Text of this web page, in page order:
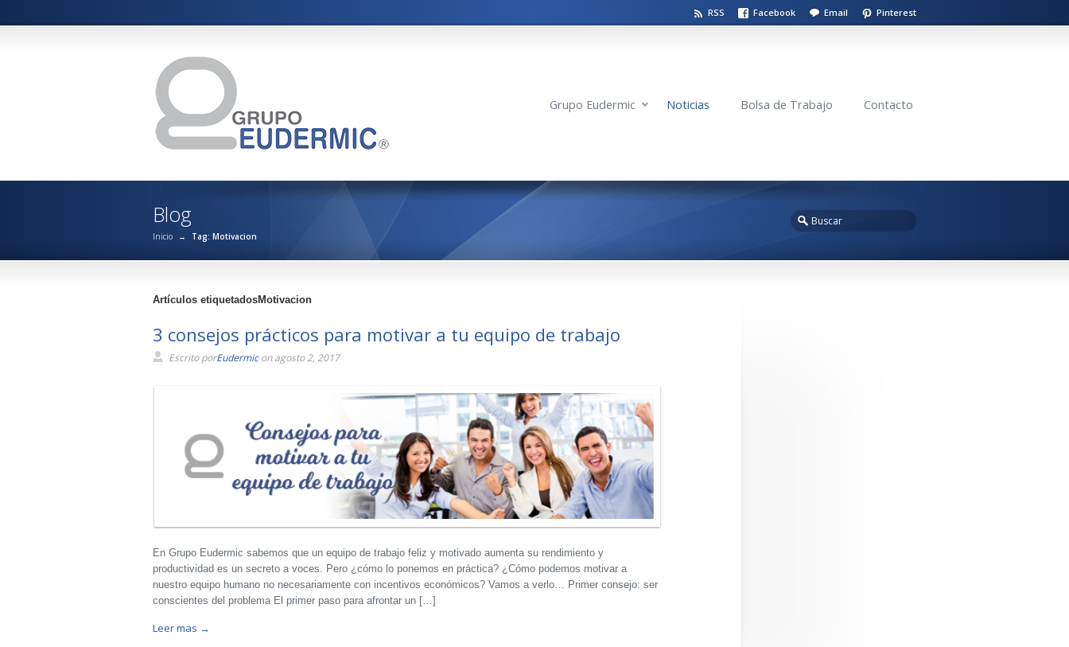
RSS Facebook Email Pinterest
Grupo Eudermic Noticias Bolsa de Trabajo Contacto
Blog
Inicio → Tag: Motivacion
Artículos etiquetadosMotivacion
3 consejos prácticos para motivar a tu equipo de trabajo
Escrito porEudermicon agosto 2, 2017
En Grupo Eudermic sabemos que un equipo de trabajo feliz y motivado aumenta su rendimiento y
productividad es un secreto a voces. Pero ¿cómo lo ponemos en práctica? ¿Cómo podemos motivar a
nuestro equipo humano no necesariamente con incentivos económicos? Vamos a verlo… Primer consejo: ser
conscientes del problema El primer paso para afrontar un […]
Leer mas →